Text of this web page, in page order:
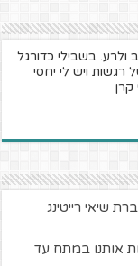
בשבילי כדורגל
ויש לי יחסי
שיאי רייטינג
אותנו במתח עד